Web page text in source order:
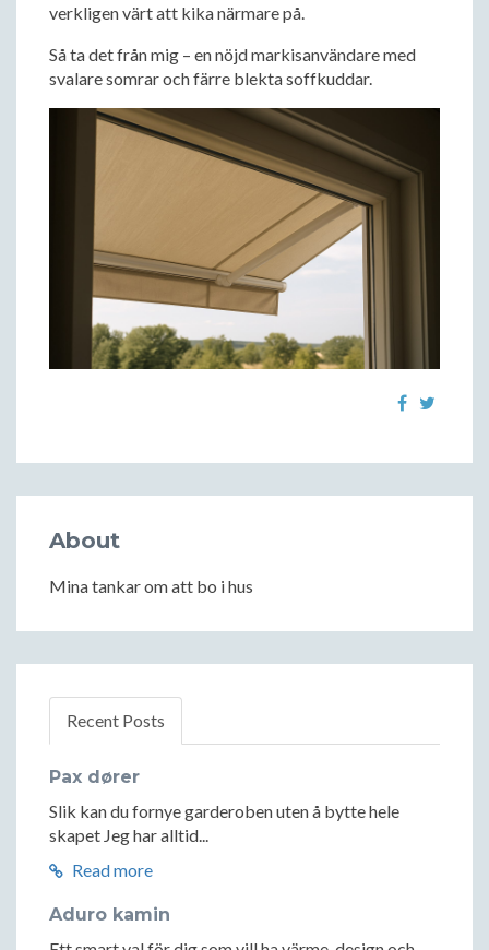
verkligen värt att kika närmare på.
Så ta det från mig – en nöjd markisanvändare med
svalare somrar och färre blekta soffkuddar.
About
Mina tankar om att bo i hus
Recent Posts
Pax dører
Slik kan du fornye garderoben uten å bytte hele
skapet Jeg har alltid...
Read more
Aduro kamin